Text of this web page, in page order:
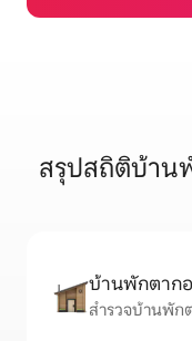
สรุปสถิติบ้าน
บ้านพักตาก
สำรวจบ้านพัก